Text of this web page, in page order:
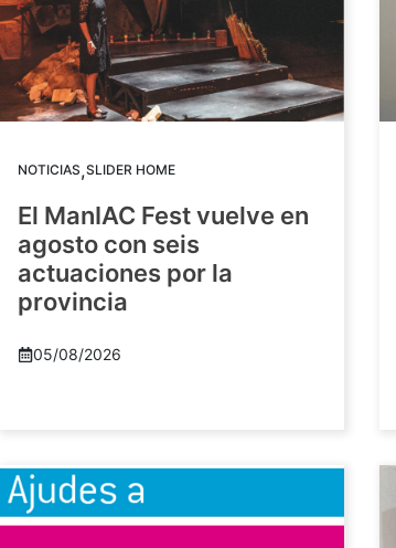
NOTICIAS,SLIDER HOME
El ManIAC Fest vuelve en
agosto con seis
actuaciones por la
provincia
05/08/2026